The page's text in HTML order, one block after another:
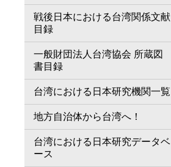
戦後日本における台湾関係文献
目録
一般財団法人台湾協会 所蔵図
書目録
台湾における日本研究機関一覧
地方自治体から台湾へ！
台湾における日本研究データベ
ース